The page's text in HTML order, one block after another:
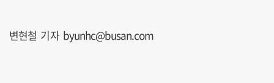
변현철 기자 byunhc@busan.com